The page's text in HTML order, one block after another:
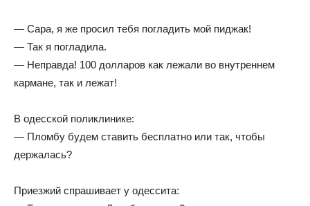
— Сара, я же просил тебя погладить мой пиджак!
— Так я погладила.
— Неправда! 100 долларов как лежали во внутреннем
кармане, так и лежат!
В одесской поликлинике:
— Пломбу будем ставить бесплатно или так, чтобы
держалась?
Приезжий спрашивает у одессита: